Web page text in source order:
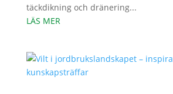
täckdikning och dränering...
LÄS MER